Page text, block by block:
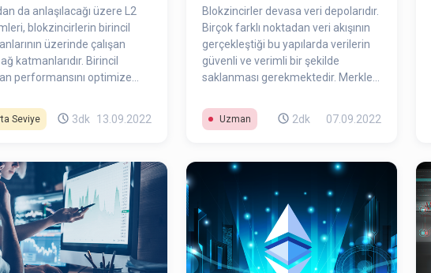
da anlaşılacağı üzere L2
blokzincirlerin birincil
üzerinde çalışan
katmanlarıdır. Birincil
performansını optimize
bir değişiklik gerektirmez;
akıllı sözleşmeler ya
çalışırlar. Ek olarak, L2
herhangi bir değişiklik
ana zincirle etkileşime
Seviye 3dk 13.09.2022
Blokzincirler devasa veri depolarıdır.
Birçok farklı noktadan veri akışının
gerçekleştiği bu yapılarda verilerin
güvenli ve verimli bir şekilde
saklanması gerekmektedir. Merkle
yapılarının özet bir şekilde
saklanmasını sağlamaktadır.
Uzman 2dk 07.09.2022